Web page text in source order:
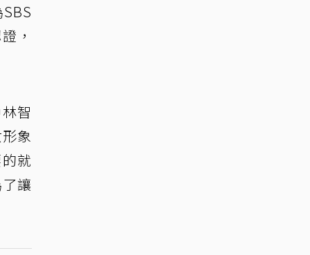
，
智
象
就
讓